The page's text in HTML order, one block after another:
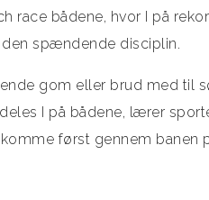
race bådene, hvor I på
spændende disciplin.
gom eller brud med til
I på bådene, lærer
først gennem banen